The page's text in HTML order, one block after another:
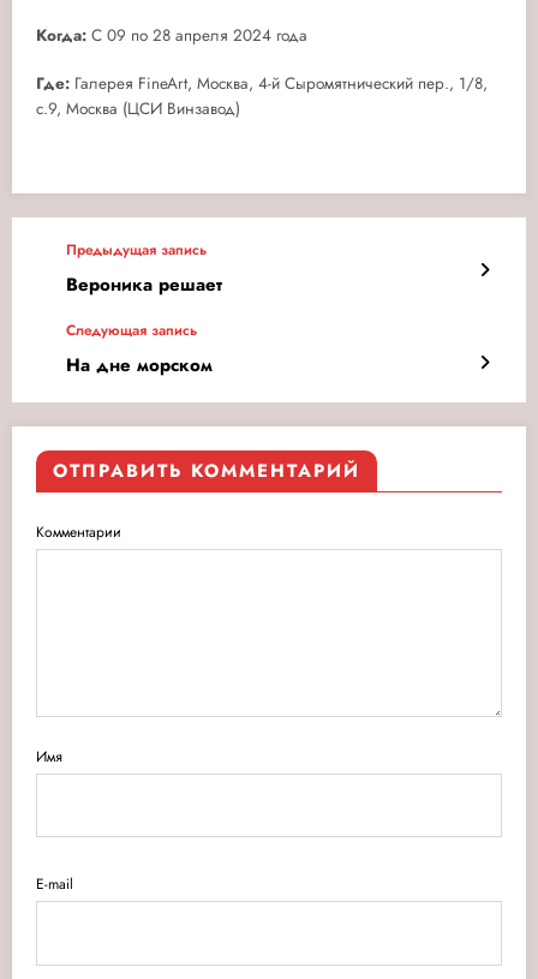
Когда: С 09 по 28 апреля 2024 года
Где: Галерея FineArt, Москва, 4-й Сыромятнический пер., 1/8,
с.9, Москва (ЦСИ Винзавод)
Предыдущая запись
Вероника решает
Следующая запись
На дне морском
ОТПРАВИТЬ КОММЕНТАРИЙ
Комментарии
Имя
E-mail